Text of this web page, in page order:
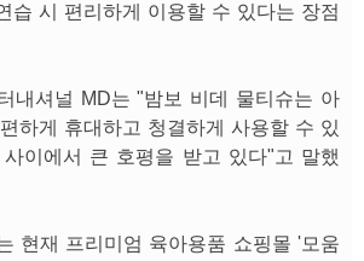
습 시 편리하게 이용할 수 있다는 장점
내셔널 MD는 "밤보 비데 물티슈는 아
하게 휴대하고 청결하게 사용할 수 있
이에서 큰 호평을 받고 있다"고 말했
현재 프리미엄 육아용품 쇼핑몰 '모움